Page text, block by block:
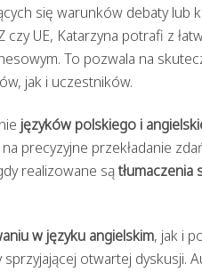
się warunków debaty
czy UE, Katarzyna potrafi z
To pozwala na
jak i uczestników.
języków polskiego i
precyzyjne przekładanie
realizowane sątłumaczenia
w języku angielskim, jak i
otwartej dyskusji.